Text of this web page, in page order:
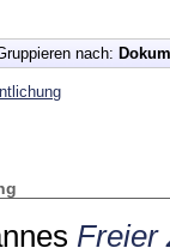
nach:
Freier